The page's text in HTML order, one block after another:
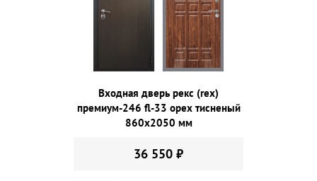
Входная дверь рекс (rex)
премиум-246 fl-33 орех тисненый
860х2050 мм
36 550 ₽